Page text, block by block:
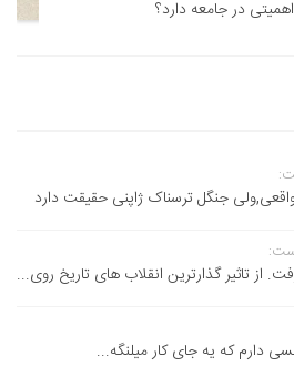
در جامعه دارد؟
جنگل ترسناک ژاپنی حقیقت دارد
از تاثیر گذارترین انقلاب های تاریخ روی...
دارم که یه جای کار میلنگه...